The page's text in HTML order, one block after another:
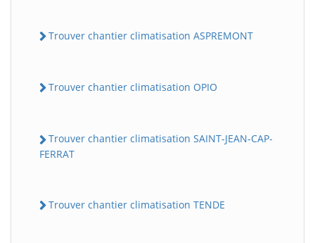
Trouver chantier climatisation ASPREMONT
Trouver chantier climatisation OPIO
Trouver chantier climatisation SAINT-JEAN-CAP-
FERRAT
Trouver chantier climatisation TENDE